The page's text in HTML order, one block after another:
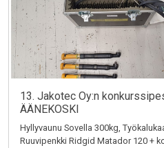
13. Jakotec Oy:n
ÄÄNEKOSKI
Hyllyvaunu Sovella 300kg,
Ruuvipenkki Ridgid Matador 120 +